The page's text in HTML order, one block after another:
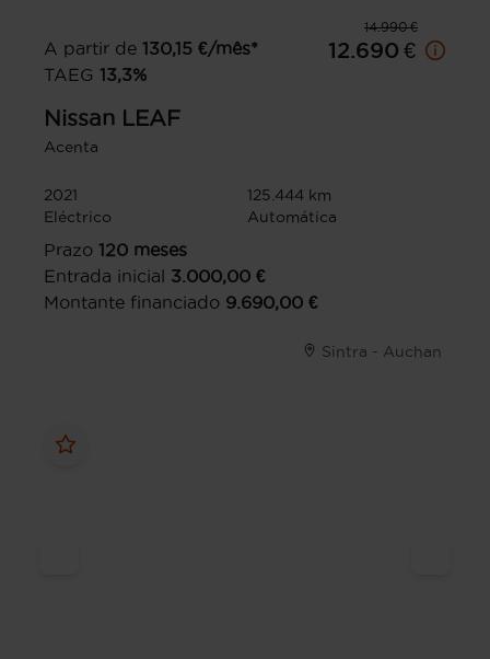
14.990 €
A partir de 130,15 €/mês*
TAEG 13,3%
12.690 €
Nissan LEAF
Acenta
2021
125.444 km
Eléctrico
Automática
Prazo 120 meses
Entrada inicial
3.000,00 €
Montante financiado 9.690,00 €
Sintra - Auchan